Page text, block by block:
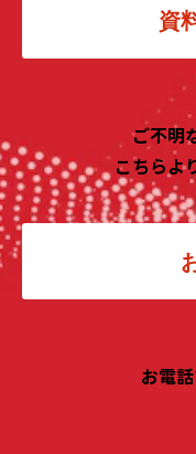
資
ご不明
こちらよ
お電